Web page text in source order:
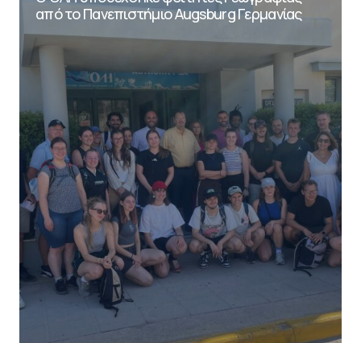
από το Πανεπιστήμιο Augsburg Γερμανίας